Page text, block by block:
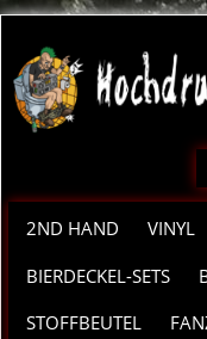
2ND HAND VINYL
BIERDECKEL-SETS
STOFFBEUTEL